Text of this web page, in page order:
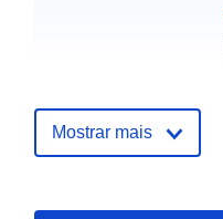
catálogo:
Mostrar mais